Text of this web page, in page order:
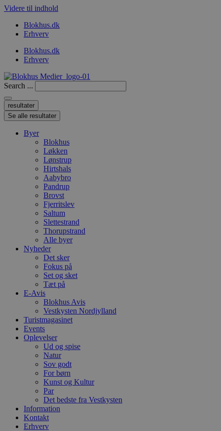
Videre til indhold
Blokhus.dk
Erhverv
Blokhus.dk
Erhverv
Search ...
resultater
Se alle resultater
Byer
Blokhus
Løkken
Lønstrup
Hirtshals
Aabybro
Pandrup
Brovst
Fjerritslev
Saltum
Slettestrand
Thorupstrand
Alle byer
Nyheder
Det sker
Fokus på
Set og sket
Tæt på
E-Avis
Blokhus Avis
Vestkysten Nordjylland
Turistmagasinet
Events
Oplevelser
Ud og spise
Natur
Sov godt
For børn
Kunst og Kultur
Par
Det bedste fra Vestkysten
Information
Kontakt
Erhverv